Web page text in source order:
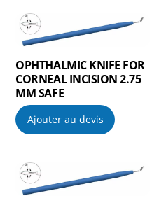
OPHTHALMIC KNIFE FOR
CORNEAL INCISION 2.75
MM SAFE
Ajouter au devis